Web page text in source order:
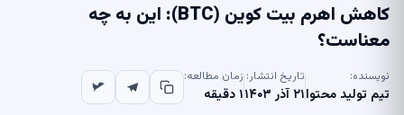
کاهش اهرم بیت کوین (BTC): این به چه
معناست؟
نویسنده:
تیم تولید محتوا
تاریخ انتشار:
۲۱ آذر ۱۴۰۳
زمان مطالعه:
۱ دقیقه